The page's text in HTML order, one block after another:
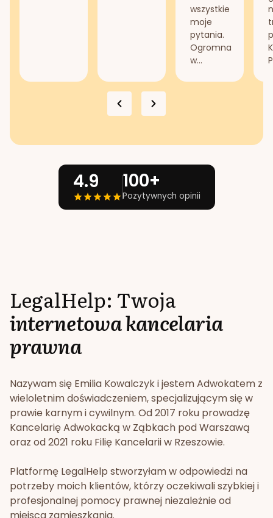
wszystkie
moje
pytania.
Ogromna
w...
4.9 100+
Pozytywnych opinii
LegalHelp: Twoja
internetowa kancelaria
prawna
Nazywam się Emilia Kowalczyk i jestem Adwokatem z
wieloletnim doświadczeniem, specjalizującym się w
prawie karnym i cywilnym. Od 2017 roku prowadzę
Kancelarię Adwokacką w Ząbkach pod Warszawą
oraz od 2021 roku Filię Kancelarii w Rzeszowie.
Platformę LegalHelp stworzyłam w odpowiedzi na
potrzeby moich klientów, którzy oczekiwali szybkiej i
profesjonalnej pomocy prawnej niezależnie od